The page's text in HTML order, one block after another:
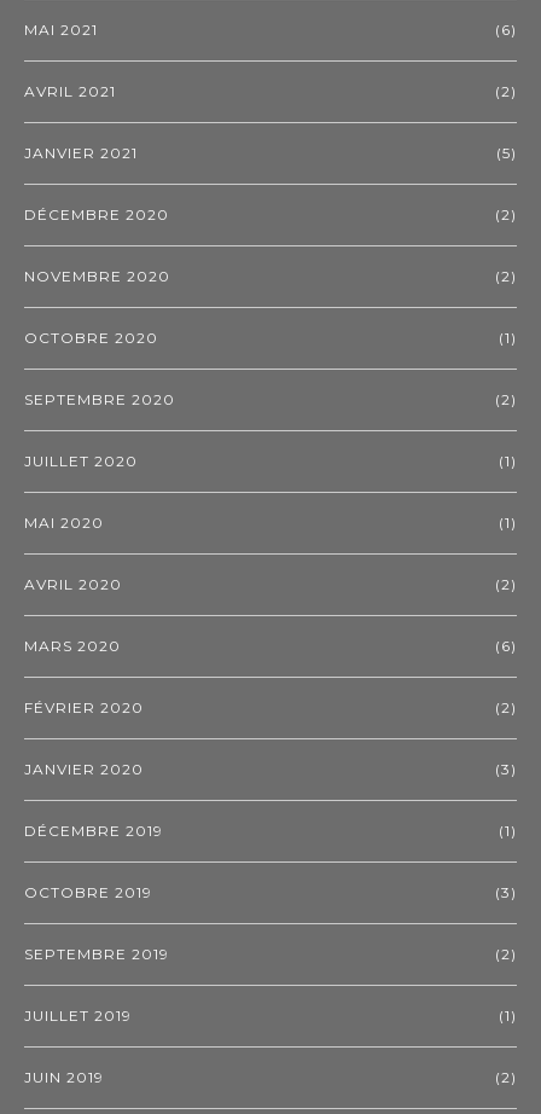
MAI 2021 (6)
AVRIL 2021 (2)
JANVIER 2021 (5)
DÉCEMBRE 2020 (2)
NOVEMBRE 2020 (2)
OCTOBRE 2020 (1)
SEPTEMBRE 2020 (2)
JUILLET 2020 (1)
MAI 2020 (1)
AVRIL 2020 (2)
MARS 2020 (6)
FÉVRIER 2020 (2)
JANVIER 2020 (3)
DÉCEMBRE 2019 (1)
OCTOBRE 2019 (3)
SEPTEMBRE 2019 (2)
JUILLET 2019 (1)
JUIN 2019 (2)